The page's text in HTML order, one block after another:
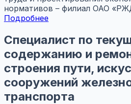
нормативов – филиал ОАО
Подробнее
Специалист по
содержанию и
строения пути,
сооружений
транспорта